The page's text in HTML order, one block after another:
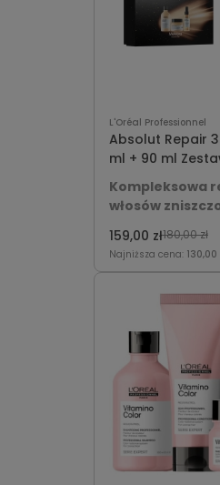
L'Oréal Professionnel
Absolut Repair
ml + 90 ml
świąteczny
Kompleksowa
włosów
Zestaw Absolut
szampon, maskę
odbudować
77%, dodać 7x
oraz zapewnić
gładkość i
dnia.
159,00 zł180,00 zł
Najniższa cena: 130,00